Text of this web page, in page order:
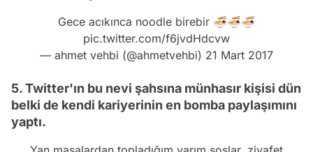
Gece acıkınca noodle birebir 🍜🍜🍜
pic.twitter.com/f6jvdHdcvw
— ahmet vehbi (@ahmetvehbi) 21 Mart 2017
5. Twitter'ın bu nevi şahsına münhasır kişisi dün
belki de kendi kariyerinin en bomba paylaşımını
yaptı.